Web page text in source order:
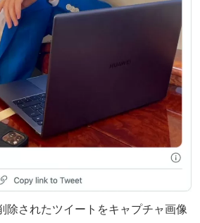
除されたツイートをキャプチャ画像